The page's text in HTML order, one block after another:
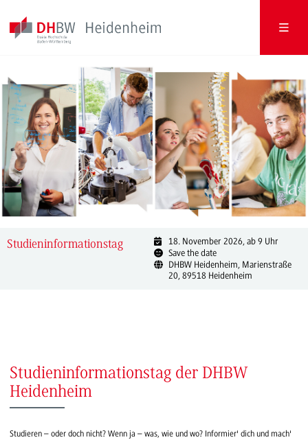
Studieninformationstag
18. November 2026, ab 9 Uhr
Save the date
DHBW Heidenheim, Marienstraße
20, 89518 Heidenheim
Studieninformationstag der DHBW
Heidenheim
Studieren – oder doch nicht? Wenn ja – was, wie und wo? Informier' dich und mach'